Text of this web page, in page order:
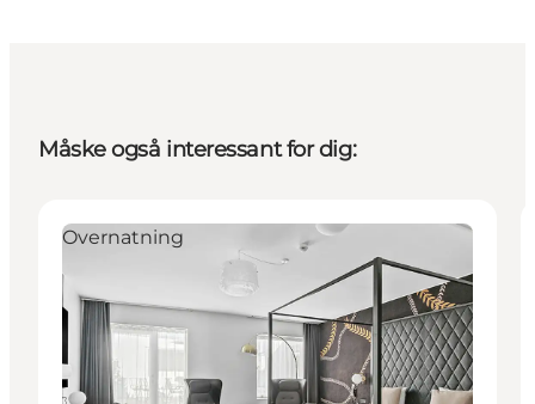
Måske også interessant for dig:
Overnatning